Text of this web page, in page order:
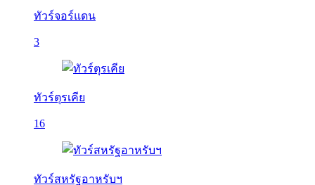
ทัวร์จอร์แดน
3
ทัวร์ตุรเคีย
16
ทัวร์สหรัฐอาหรับฯ